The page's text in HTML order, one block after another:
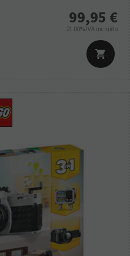
99,95 €
21.00% IVA incluido